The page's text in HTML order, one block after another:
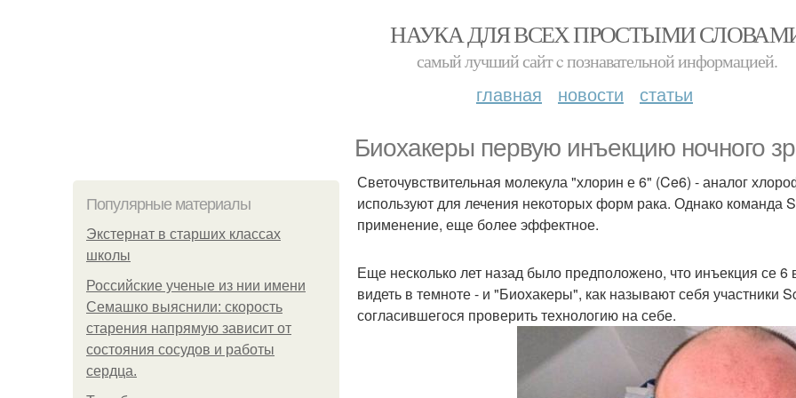
НАУКА ДЛЯ ВСЕХ ПРОСТЫМИ
самый лучший сайт c познавательной информацией.
главная новости статьи
Биохакеры первую инъекцию ночного
Популярные материалы
Экстернат в старших классах
школы
Российские ученые из нии имени
Семашко выяснили: скорость
старения напрямую зависит от
состояния сосудов и работы
сердца.
Светочувствительная молекула "хлорин е 6" (Ce6) - аналог
используют для лечения некоторых форм рака. Однако команда
применение, еще более эффектное.
Еще несколько лет назад было предположено, что инъекция се 6
видеть в темноте - и "Биохакеры", как называют себя участники
согласившегося проверить технологию на себе.